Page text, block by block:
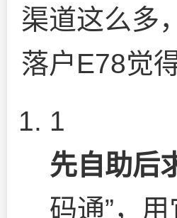
渠道这么多
落户E78觉
1
先自助后
码通”，